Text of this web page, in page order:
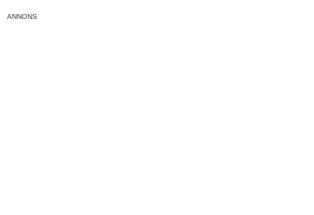
ANNONS